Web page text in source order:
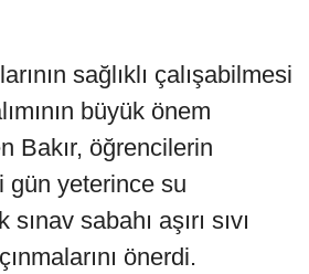
sağlıklı çalışabilmesi
büyük önem
Bakır, öğrencilerin
gün yeterince su
sabahı aşırı sıvı
önerdi.